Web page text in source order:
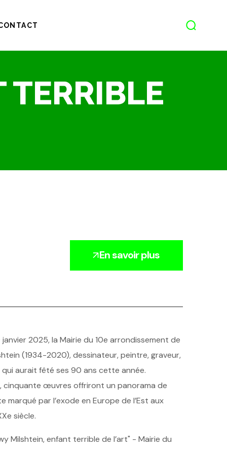
En savoir plus
2025, la Mairie du 10e arrondissement de
(1934-2020), dessinateur, peintre, graveur,
aurait fêté ses 90 ans cette année.
cinquante œuvres offriront un panorama de
marqué par l’exode en Europe de l’Est aux
siècle.
Milshtein, enfant terrible de l’art" - Mairie du